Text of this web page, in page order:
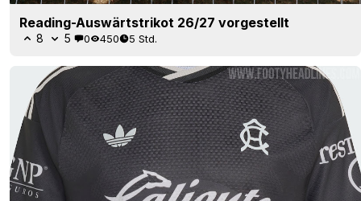
Reading-Auswärtstrikot 26/27 vorgestellt
8 5 0 450 5 Std.